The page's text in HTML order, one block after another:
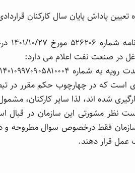
پاداش پایان سال کارکنان
در صنعت نفت اعلام می دارد:
است که در چهارچوب حکم مقرر در
شده اند، لذا سایر کارکنان،
۱۱/۶ سازمان فقط درخصوص سوال
عمل قرار دهند.